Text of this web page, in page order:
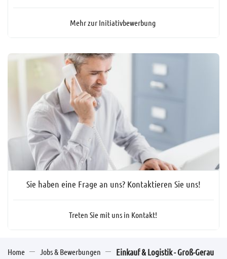
Mehr zur Initiativbewerbung
Sie haben eine Frage an uns? Kontaktieren Sie uns!
Treten Sie mit uns in Kontakt!
Home Jobs & Bewerbungen Einkauf & Logistik - Groß-Gerau